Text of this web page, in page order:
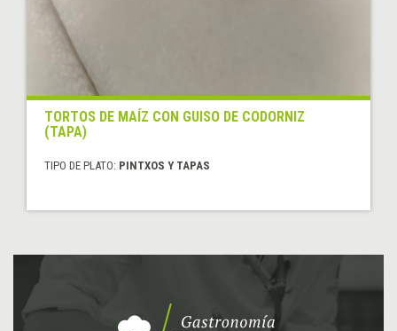
TORTOS DE MAÍZ CON GUISO DE CODORNIZ
(TAPA)
TIPO DE PLATO: PINTXOS Y TAPAS